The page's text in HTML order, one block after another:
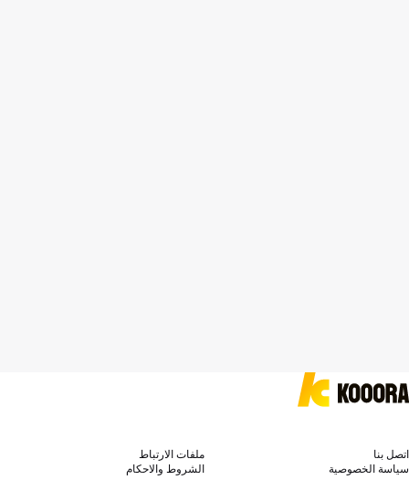
اتصل بنا
ملفات الارتباط
سياسة الخصوصية
الشروط والاحكام